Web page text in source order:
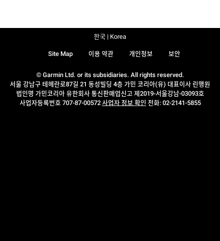
© Garmin Ltd. or its subsidiaries. All rights reserved.
서울 강남구 테헤란로87길 21 동성빌딩 4층 가민 코리아(유) 대표이사 린맹원
법인명 가민코리아 유한회사 통신판매업신고 제2019-서울강남-03093호
사업자등록번호 707-87-00572 사업자 정보 확인 전화: 02-2141-5855
Site Map 이용 약관 개인정보 보안
한국 | Korea